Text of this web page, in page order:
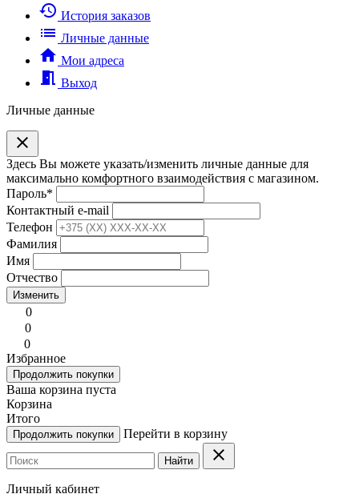
history История заказов
list Личные данные
home Мои адреса
meeting_room Выход
Личные данные
clear
Здесь Вы можете указать/изменить личные данные для
максимально комфортного взаимодействия с магазином.
Пароль*
Контактный e-mail
Телефон
Фамилия
Имя
Отчество
Изменить
0
0
0
Избранное
Продолжить покупки
Ваша корзина пуста
Корзина
Итого
Продолжить покупки Перейти в корзину
Найти clear
Личный кабинет